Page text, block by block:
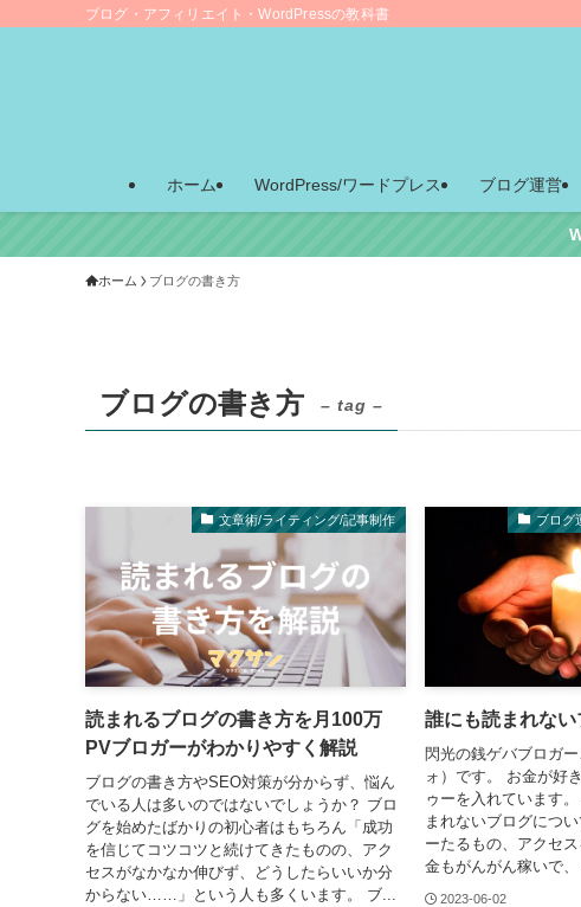
ブログ・アフィリエイト・WordPressの教科書
ホーム WordPress/ワードプレス ブログ運営
ホーム ブログの書き方
ブログの書き方 – tag –
文章術/ライティング/記事制作
読まれるブログの書き方を月100万
PVブロガーがわかりやすく解説
ブログの書き方やSEO対策が分からず、悩ん
でいる人は多いのではないでしょうか？ ブロ
グを始めたばかりの初心者はもちろん「成功
を信じてコツコツと続けてきたものの、アク
セスがなかなか伸びず、どうしたらいいか分
からない……」という人も多くいます。 ブ...
ブログ
誰にも読まれない
閃光の銭ゲバブロガ
ォ）です。 お金が好
ゥーを入れています
まれないブログにつ
ーたるもの、アクセ
金もがんがん稼いで、
2023-06-02